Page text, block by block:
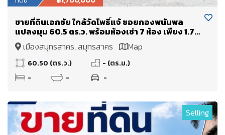
ขายที่ดินเอกชัย ใกล้วัดโพธิ์แจ้ ซอยกองพนันพล
แปลงมุม 60.5 ตร.ว. พร้อมห้องเช่า 7 ห้อง เพียง 1.7
ล้านบาท
เมืองสมุทรสาคร, สมุทรสาคร Map
60.50 (ตร.ว.)
- (ตร.ม.)
-
- -
Selling